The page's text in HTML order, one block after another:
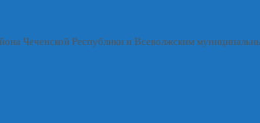
Чеченской Республики и Всеволжским